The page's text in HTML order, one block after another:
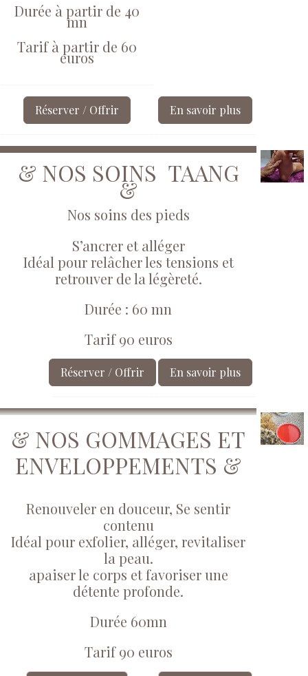
Durée à partir de 40
mn
Tarif à partir de 60
euros
Réserver / Offrir En savoir plus
& NOS SOINS TAANG
&
Nos soins des pieds
S’ancrer et alléger
Idéal pour relâcher les tensions et
retrouver de la légèreté.
Durée : 60 mn
Tarif 90 euros
Réserver / Offrir En savoir plus
& NOS GOMMAGES ET
ENVELOPPEMENTS &
Renouveler en douceur, Se sentir
contenu
Idéal pour exfolier, alléger, revitaliser
la peau.
apaiser le corps et favoriser une
détente profonde.
Durée 60mn
Tarif 90 euros